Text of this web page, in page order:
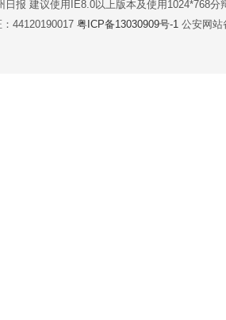
日报 建议使用IE8.0以上版本及使用1024*768分
44120190017 粤ICP备13030909号-1 公安网站